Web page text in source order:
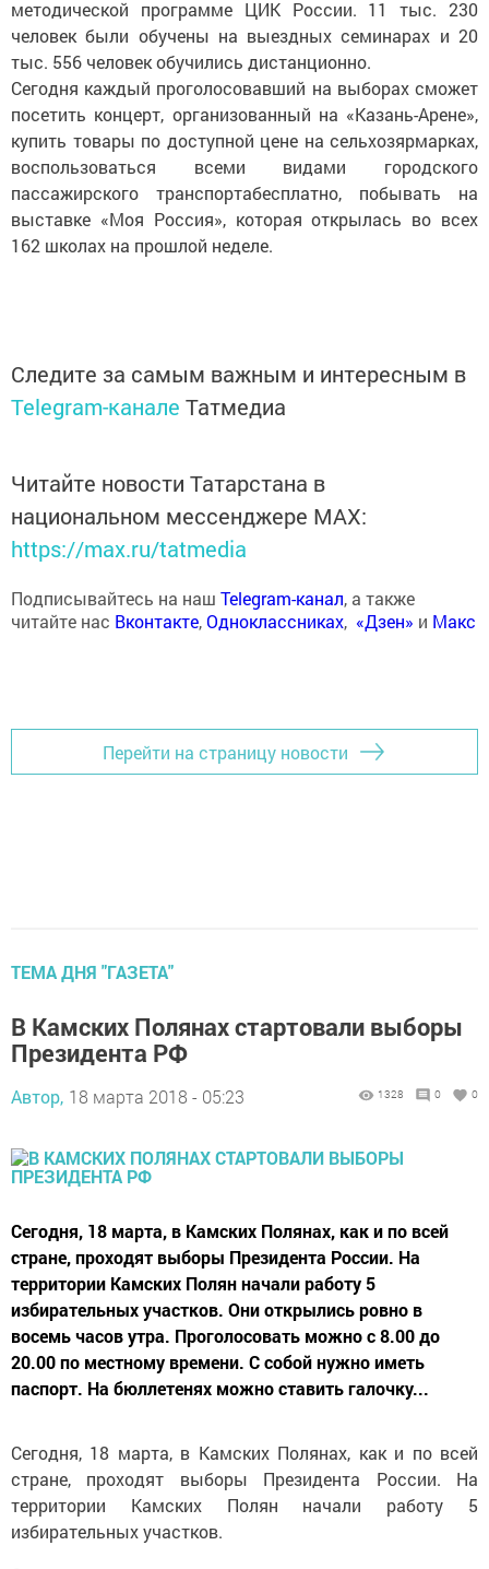
методической программе ЦИК России. 11 тыс. 230
человек были обучены на выездных семинарах и 20
тыс. 556 человек обучились дистанционно.
Сегодня каждый проголосовавший на выборах сможет
посетить концерт, организованный на «Казань-Арене»,
купить товары по доступной цене на сельхозярмарках,
воспользоваться всеми видами городского
пассажирского транспортабесплатно, побывать на
выставке «Моя Россия», которая открылась во всех
162 школах на прошлой неделе.
Следите за самым важным и интересным в
Telegram-канале Татмедиа
Читайте новости Татарстана в
национальном мессенджере MАХ:
https://max.ru/tatmedia
Подписывайтесь на наш Telegram-канал, а также
читайте нас Вконтакте,Одноклассниках, «Дзен» и Макс
Перейти на страницу новости
ТЕМА ДНЯ "ГАЗЕТА"
В Камских Полянах стартовали выборы
Президента РФ
Автор, 18 марта 2018 - 05:23 1328 0 0
Сегодня, 18 марта, в Камских Полянах, как и по всей
стране, проходят выборы Президента России. На
территории Камских Полян начали работу 5
избирательных участков. Они открылись ровно в
восемь часов утра. Проголосовать можно с 8.00 до
20.00 по местному времени. С собой нужно иметь
паспорт. На бюллетенях можно ставить галочку...
Сегодня, 18 марта, в Камских Полянах, как и по всей
стране, проходят выборы Президента России. На
территории Камских Полян начали работу 5
избирательных участков.